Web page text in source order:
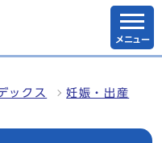
メニュー
ックス 妊娠・出産